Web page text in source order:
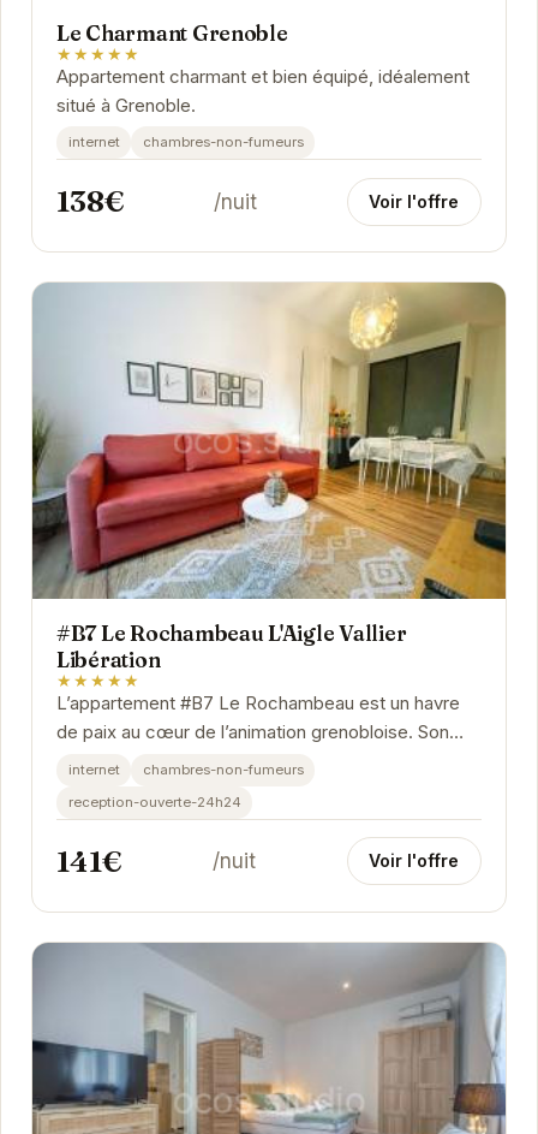
Le Charmant Grenoble
★★★★★
Appartement charmant et bien équipé, idéalement
situé à Grenoble.
internet chambres-non-fumeurs
138€ /nuit Voir l'offre
#B7 Le Rochambeau L'Aigle Vallier
Libération
★★★★★
L’appartement #B7 Le Rochambeau est un havre
de paix au cœur de l’animation grenobloise. Son
emplacement privilégié vous permet de profiter...
internet
chambres-non-fumeurs
reception-ouverte-24h24
141€ /nuit Voir l'offre